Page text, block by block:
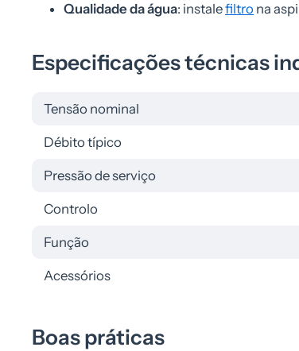
Qualidade da água: instalefiltro na
Especificações técnicas
Tensão nominal
Débito típico
Pressão de serviço
Controlo
Função
Acessórios
Boas práticas